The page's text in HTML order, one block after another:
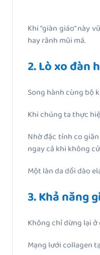
Khi “giàn giáo” này
hay rãnh mũi má.
2. Lò xo đàn
Song hành cùng bộ
Khi chúng ta thực
Nhờ đặc tính co
ngay cả khi không
Một làn da dồi dào
3. Khả năng
Không chỉ dừng lại
Mạng lưới collagen